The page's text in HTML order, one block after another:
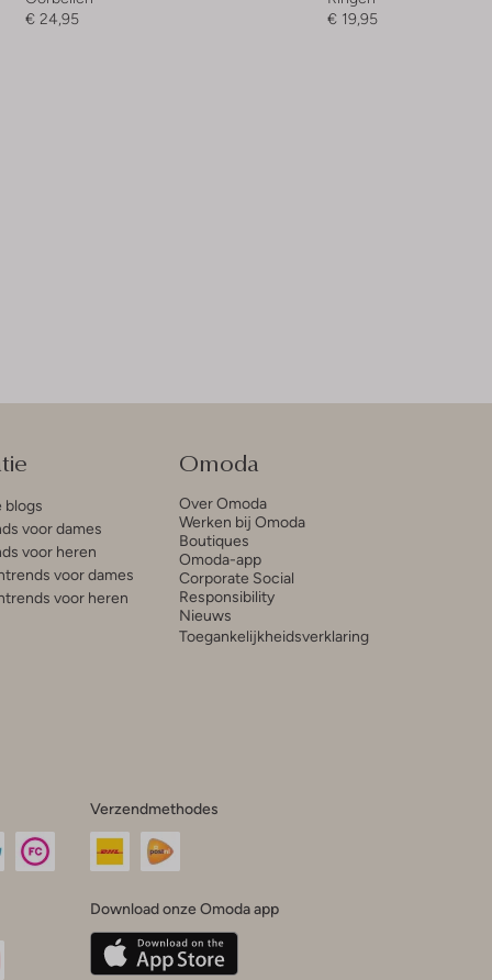
€ 24,95
€ 19,95
blogs
voor dames
voor heren
voor dames
voor heren
Omoda
Over Omoda
Werken bij Omoda
Boutiques
Omoda-app
Corporate Social
Responsibility
Nieuws
Toegankelijkheidsverklaring
Verzendmethodes
Download onze Omoda app